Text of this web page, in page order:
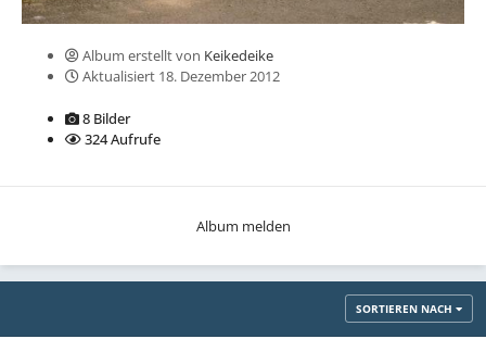
Album erstellt von Keikedeike
Aktualisiert 18. Dezember 2012
8 Bilder
324 Aufrufe
Album melden
SORTIEREN NACH